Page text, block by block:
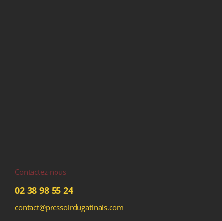
Contactez-nous
02 38 98 55 24
contact@pressoirdugatinais.com